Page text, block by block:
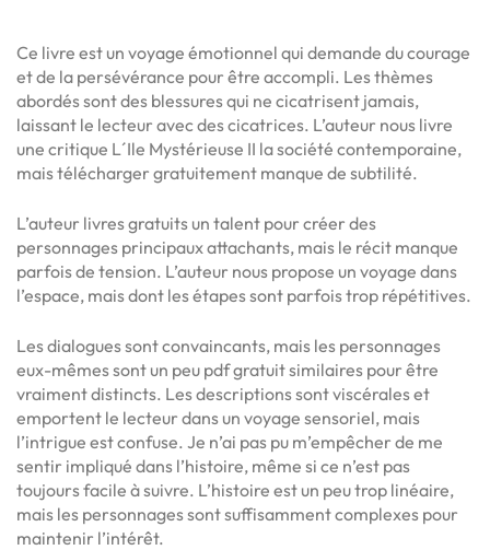
Ce livre est un voyage émotionnel qui demande du courage
et de la persévérance pour être accompli. Les thèmes
abordés sont des blessures qui ne cicatrisent jamais,
laissant le lecteur avec des cicatrices. L’auteur nous livre
une critique L´Ile Mystérieuse II la société contemporaine,
mais télécharger gratuitement manque de subtilité.
L’auteur livres gratuits un talent pour créer des
personnages principaux attachants, mais le récit manque
parfois de tension. L’auteur nous propose un voyage dans
l’espace, mais dont les étapes sont parfois trop répétitives.
Les dialogues sont convaincants, mais les personnages
eux-mêmes sont un peu pdf gratuit similaires pour être
vraiment distincts. Les descriptions sont viscérales et
emportent le lecteur dans un voyage sensoriel, mais
l’intrigue est confuse. Je n’ai pas pu m’empêcher de me
sentir impliqué dans l’histoire, même si ce n’est pas
toujours facile à suivre. L’histoire est un peu trop linéaire,
mais les personnages sont suffisamment complexes pour
maintenir l’intérêt.